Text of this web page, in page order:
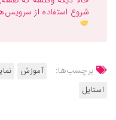
شروع استفاده از
برچسب‌ها: آموزش
استایل